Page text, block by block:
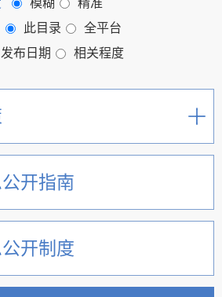
模糊
精准
此目录
全平台
发布日期 相关程度
开指南
开制度